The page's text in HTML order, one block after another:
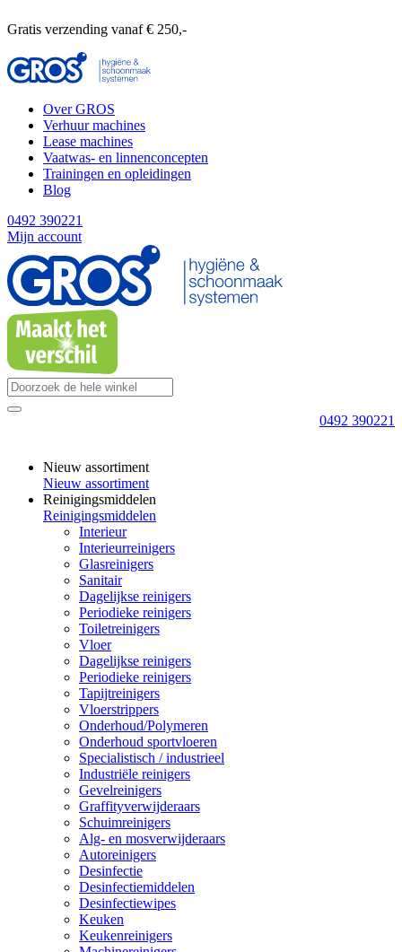
Gratis verzending vanaf € 250,-
Over GROS
Verhuur machines
Lease machines
Vaatwas- en linnenconcepten
Trainingen en opleidingen
Blog
0492 390221
Mijn account
0492 390221
Nieuw assortiment
Nieuw assortiment
Reinigingsmiddelen
Reinigingsmiddelen
Interieur
Interieurreinigers
Glasreinigers
Sanitair
Dagelijkse reinigers
Periodieke reinigers
Toiletreinigers
Vloer
Dagelijkse reinigers
Periodieke reinigers
Tapijtreinigers
Vloerstrippers
Onderhoud/Polymeren
Onderhoud sportvloeren
Specialistisch / industrieel
Industriële reinigers
Gevelreinigers
Graffityverwijderaars
Schuimreinigers
Alg- en mosverwijderaars
Autoreinigers
Desinfectie
Desinfectiemiddelen
Desinfectiewipes
Keuken
Keukenreinigers